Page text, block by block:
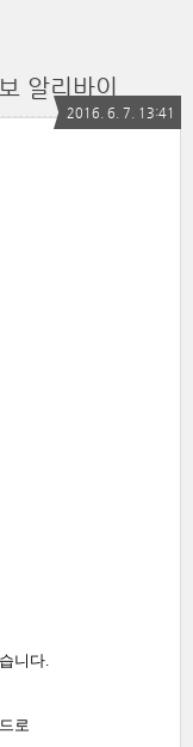
알리바이
2016. 6. 7. 13:41
니다.
로